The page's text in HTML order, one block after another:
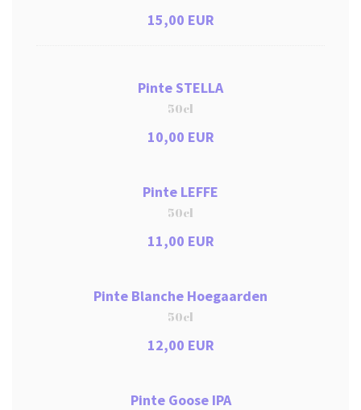
15,00 EUR
Pinte STELLA
50cl
10,00 EUR
Pinte LEFFE
50cl
11,00 EUR
Pinte Blanche Hoegaarden
50cl
12,00 EUR
Pinte Goose IPA